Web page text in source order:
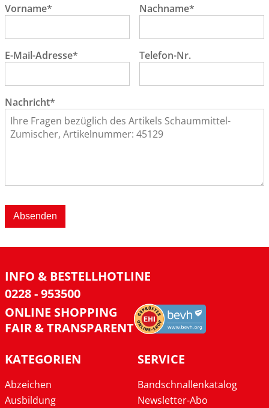
Vorname* Nachname*
E-Mail-Adresse* Telefon-Nr.
Nachricht*
Absenden
INFO & BESTELLHOTLINE
0228 - 953500
ONLINE SHOPPING
FAIR & TRANSPARENT
KATEGORIEN
Abzeichen
Ausbildung
SERVICE
Bandschnallenkatalog
Newsletter-Abo